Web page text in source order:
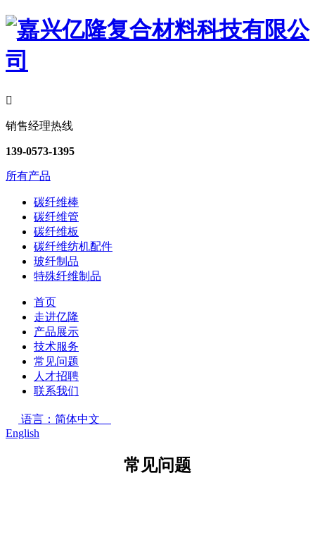

销售经理热线
139-0573-1395
所有产品
碳纤维棒
碳纤维管
碳纤维板
碳纤维纺机配件
玻纤制品
特殊纤维制品
首页
走进亿隆
产品展示
技术服务
常见问题
人才招聘
联系我们
语言：简体中文
English
常见问题